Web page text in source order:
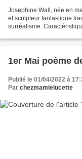
Josephine Wall, née en
et sculpteur fantastique
surréalisme.
1er Mai
Publié le 01/04/2022 à
Par chezmamielucette